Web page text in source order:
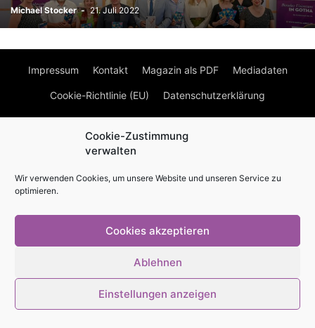
Cookie-Zustimmung
verwalten
Wir verwenden Cookies, um unsere Website und unseren Service zu
optimieren.
Cookies akzeptieren
Ablehnen
Einstellungen anzeigen
Michael Stocker - 21. Juli 2022
Impressum Kontakt Magazin als PDF Mediadaten
Cookie-Richtlinie (EU) Datenschutzerklärung
© Stadtmagazin tam.tam 2026